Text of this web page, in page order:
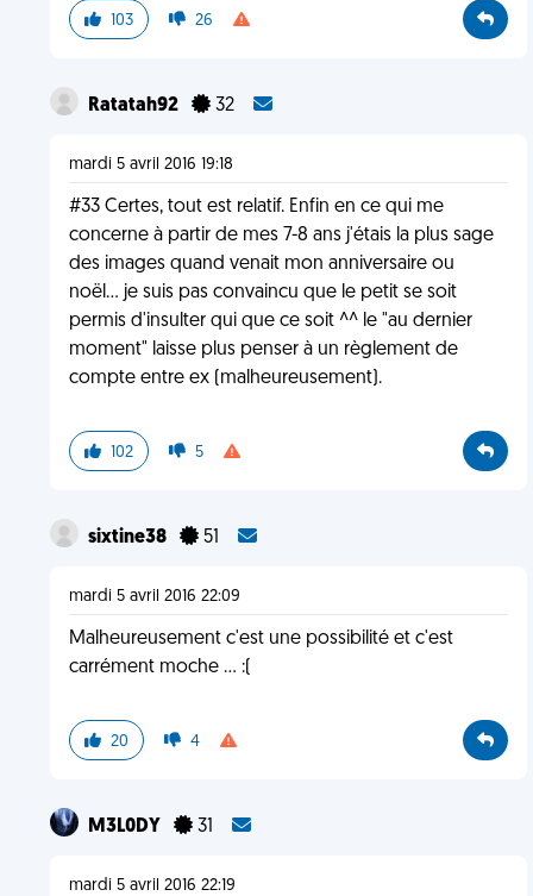
103 26
Ratatah92 32
mardi 5 avril 2016 19:18
#33 Certes, tout est relatif. Enfin en ce qui me
concerne à partir de mes 7-8 ans j'étais la plus sage
des images quand venait mon anniversaire ou
noël... je suis pas convaincu que le petit se soit
permis d'insulter qui que ce soit ^^ le "au dernier
moment" laisse plus penser à un règlement de
compte entre ex (malheureusement).
102 5
sixtine38 51
mardi 5 avril 2016 22:09
Malheureusement c'est une possibilité et c'est
carrément moche ... :(
20 4
M3L0DY 31
mardi 5 avril 2016 22:19